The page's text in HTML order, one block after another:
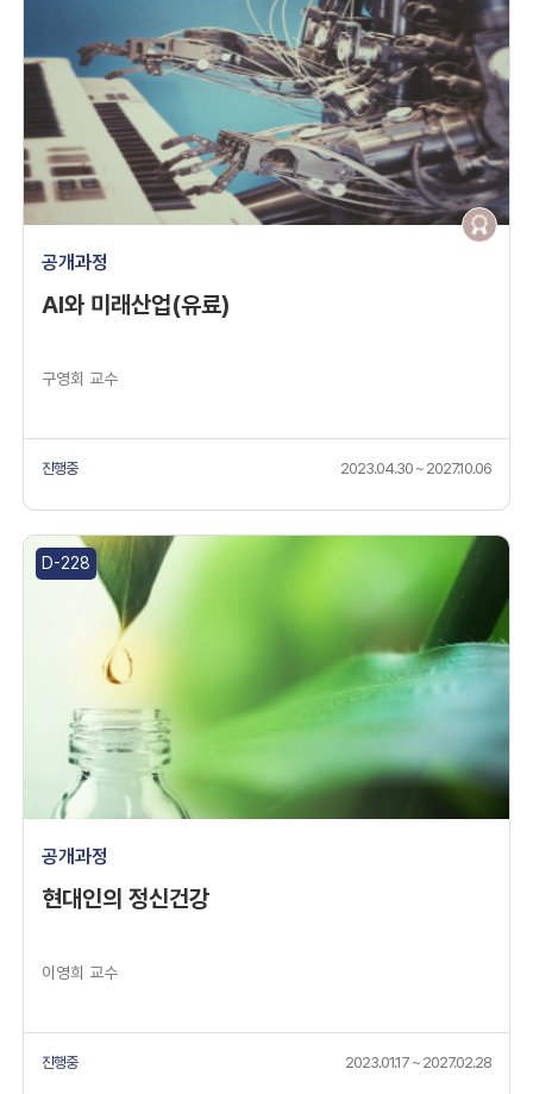
공개과정
AI와 미래산업(유료)
구영회 교수
진행중 2023.04.30 ~ 2027.10.06
D-228
공개과정
현대인의 정신건강
이영희 교수
진행중 2023.01.17 ~ 2027.02.28